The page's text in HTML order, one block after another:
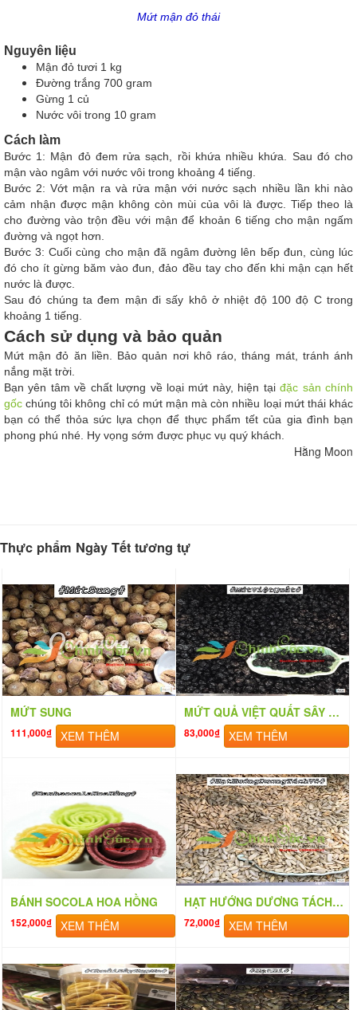
Mứt mận đỏ thái
Nguyên liệu
Mận đỏ tươi 1 kg
Đường trắng 700 gram
Gừng 1 củ
Nước vôi trong 10 gram
Cách làm
Bước 1: Mận đỏ đem rửa sạch, rồi khứa nhiều khứa. Sau đó cho
mận vào ngâm với nước vôi trong khoảng 4 tiếng.
Bước 2: Vớt mận ra và rửa mận với nước sạch nhiều lần khi nào
cảm nhận được mận không còn mùi của vôi là được. Tiếp theo là
cho đường vào trộn đều với mận để khoản 6 tiếng cho mận ngấm
đường và ngọt hơn.
Bước 3: Cuối cùng cho mận đã ngâm đường lên bếp đun, cùng lúc
đó cho ít gừng băm vào đun, đảo đều tay cho đến khi mận cạn hết
nước là được.
Sau đó chúng ta đem mận đi sấy khô ở nhiệt độ 100 độ C trong
khoảng 1 tiếng.
Cách sử dụng và bảo quản
Mứt mận đỏ ăn liền. Bảo quản nơi khô ráo, tháng mát, tránh ánh
nắng mặt trời.
Bạn yên tâm về chất lượng về loại mứt này, hiện tạiđặc sản chính
gốc chúng tôi không chỉ có mứt mận mà còn nhiều loại mứt thái khác
bạn có thể thỏa sức lựa chọn để thực phẩm tết của gia đình bạn
phong phú nhé. Hy vọng sớm được phục vụ quý khách.
Hằng Moon
Thực phẩm Ngày Tết tương tự
MỨT SUNG
111,000₫ XEM THÊM
MỨT QUẢ VIỆT QUẤT SÂY KHÔ
83,000₫ XEM THÊM
BÁNH SOCOLA HOA HỒNG
152,000₫ XEM THÊM
HẠT HƯỚNG DƯƠNG TÁCH VỎ
72,000₫ XEM THÊM